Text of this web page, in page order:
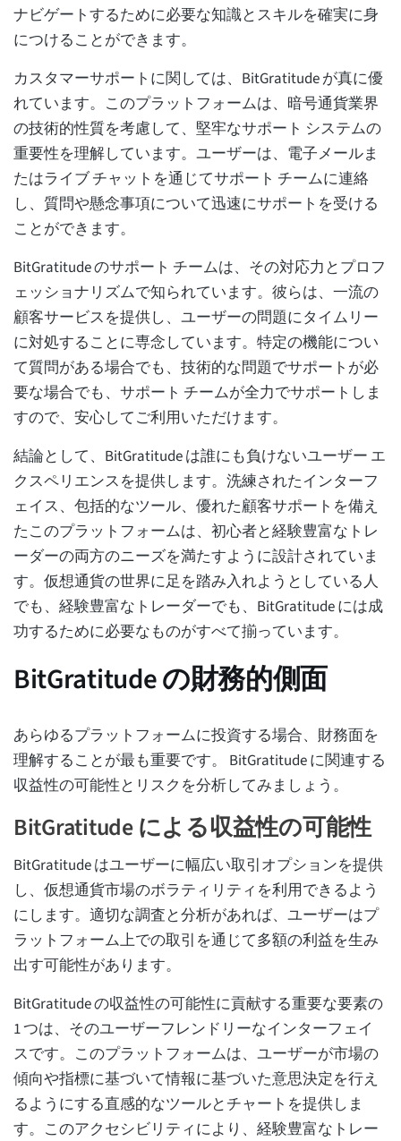
ナビゲートするために必要な知識とスキルを確実に身
につけることができます。
カスタマーサポートに関しては、BitGratitude が真に優
れています。このプラットフォームは、暗号通貨業界
の技術的性質を考慮して、堅牢なサポート システムの
重要性を理解しています。ユーザーは、電子メールま
たはライブ チャットを通じてサポート チームに連絡
し、質問や懸念事項について迅速にサポートを受ける
ことができます。
BitGratitude のサポート チームは、その対応力とプロフ
ェッショナリズムで知られています。彼らは、一流の
顧客サービスを提供し、ユーザーの問題にタイムリー
に対処することに専念しています。特定の機能につい
て質問がある場合でも、技術的な問題でサポートが必
要な場合でも、サポート チームが全力でサポートしま
すので、安心してご利用いただけます。
結論として、BitGratitude は誰にも負けないユーザー エ
クスペリエンスを提供します。洗練されたインターフ
ェイス、包括的なツール、優れた顧客サポートを備え
たこのプラットフォームは、初心者と経験豊富なトレ
ーダーの両方のニーズを満たすように設計されていま
す。仮想通貨の世界に足を踏み入れようとしている人
でも、経験豊富なトレーダーでも、BitGratitude には成
功するために必要なものがすべて揃っています。
BitGratitude の財務的側面
あらゆるプラットフォームに投資する場合、財務面を
理解することが最も重要です。 BitGratitude に関連する
収益性の可能性とリスクを分析してみましょう。
BitGratitude による収益性の可能性
BitGratitude はユーザーに幅広い取引オプションを提供
し、仮想通貨市場のボラティリティを利用できるよう
にします。適切な調査と分析があれば、ユーザーはプ
ラットフォーム上での取引を通じて多額の利益を生み
出す可能性があります。
BitGratitude の収益性の可能性に貢献する重要な要素の
1 つは、そのユーザーフレンドリーなインターフェイ
スです。このプラットフォームは、ユーザーが市場の
傾向や指標に基づいて情報に基づいた意思決定を行え
るようにする直感的なツールとチャートを提供しま
す。このアクセシビリティにより、経験豊富なトレー